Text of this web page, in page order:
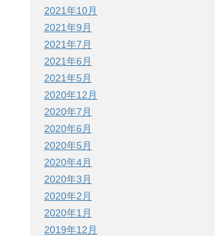
2021年10月
2021年9月
2021年7月
2021年6月
2021年5月
2020年12月
2020年7月
2020年6月
2020年5月
2020年4月
2020年3月
2020年2月
2020年1月
2019年12月